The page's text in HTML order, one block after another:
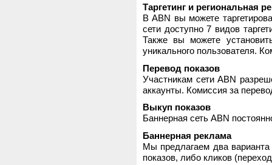
Таргетинг и региональная
В ABN вы можете
сети доступно 7 видов
Также вы можете
уникального пользователя.
Перевод показов
Участникам сети ABN
аккаунты. Комиссия за
Выкуп показов
Баннерная сеть ABN
Баннерная реклама
Мы предлагаем два
показов, либо кликов